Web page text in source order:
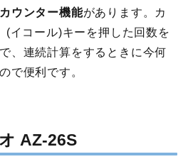
カウンター機能があります。カ
(イコール)キーを押した回数を
、連続計算をするときに今何
で便利です。
AZ-26S